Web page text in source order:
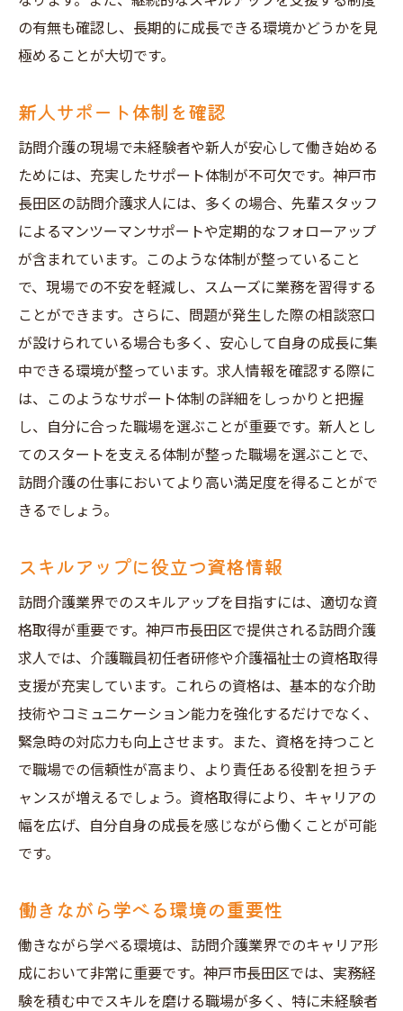
の有無も確認し、長期的に成長できる環境かどうかを見
極めることが大切です。
新人サポート体制を確認
訪問介護の現場で未経験者や新人が安心して働き始める
ためには、充実したサポート体制が不可欠です。神戸市
長田区の訪問介護求人には、多くの場合、先輩スタッフ
によるマンツーマンサポートや定期的なフォローアップ
が含まれています。このような体制が整っていること
で、現場での不安を軽減し、スムーズに業務を習得する
ことができます。さらに、問題が発生した際の相談窓口
が設けられている場合も多く、安心して自身の成長に集
中できる環境が整っています。求人情報を確認する際に
は、このようなサポート体制の詳細をしっかりと把握
し、自分に合った職場を選ぶことが重要です。新人とし
てのスタートを支える体制が整った職場を選ぶことで、
訪問介護の仕事においてより高い満足度を得ることがで
きるでしょう。
スキルアップに役立つ資格情報
訪問介護業界でのスキルアップを目指すには、適切な資
格取得が重要です。神戸市長田区で提供される訪問介護
求人では、介護職員初任者研修や介護福祉士の資格取得
支援が充実しています。これらの資格は、基本的な介助
技術やコミュニケーション能力を強化するだけでなく、
緊急時の対応力も向上させます。また、資格を持つこと
で職場での信頼性が高まり、より責任ある役割を担うチ
ャンスが増えるでしょう。資格取得により、キャリアの
幅を広げ、自分自身の成長を感じながら働くことが可能
です。
働きながら学べる環境の重要性
働きながら学べる環境は、訪問介護業界でのキャリア形
成において非常に重要です。神戸市長田区では、実務経
験を積む中でスキルを磨ける職場が多く、特に未経験者